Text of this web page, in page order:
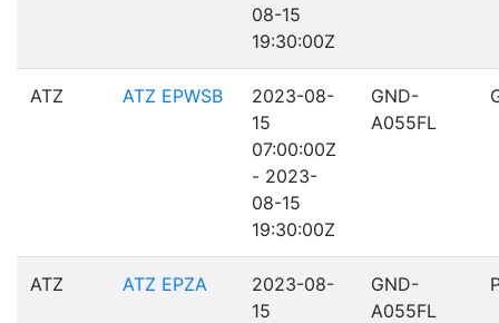
08-15
19:30:00Z
ATZ ATZ EPWSB
2023-08-
15
07:00:00Z
- 2023-
08-15
19:30:00Z
GND-
A055FL
ATZ ATZ EPZA
2023-08-
15
GND-
A055FL